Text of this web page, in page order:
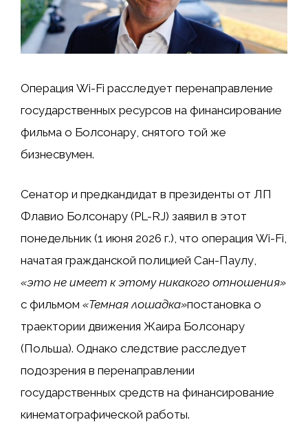
Операция Wi-Fi расследует перенаправление
государственных ресурсов на финансирование
фильма о Болсонару, снятого той же
бизнесвумен.
Сенатор и предкандидат в президенты от ЛП
Флавио Болсонару (PL-RJ) заявил в этот
понедельник (1 июня 2026 г.), что операция Wi-Fi,
начатая гражданской полицией Сан-Паулу,
«это не имеет к этому никакого отношения»
с фильмом «Темная лошадка»постановка о
траектории движения Жаира Болсонару
(Польша). Однако следствие расследует
подозрения в перенаправлении
государственных средств на финансирование
кинематографической работы.